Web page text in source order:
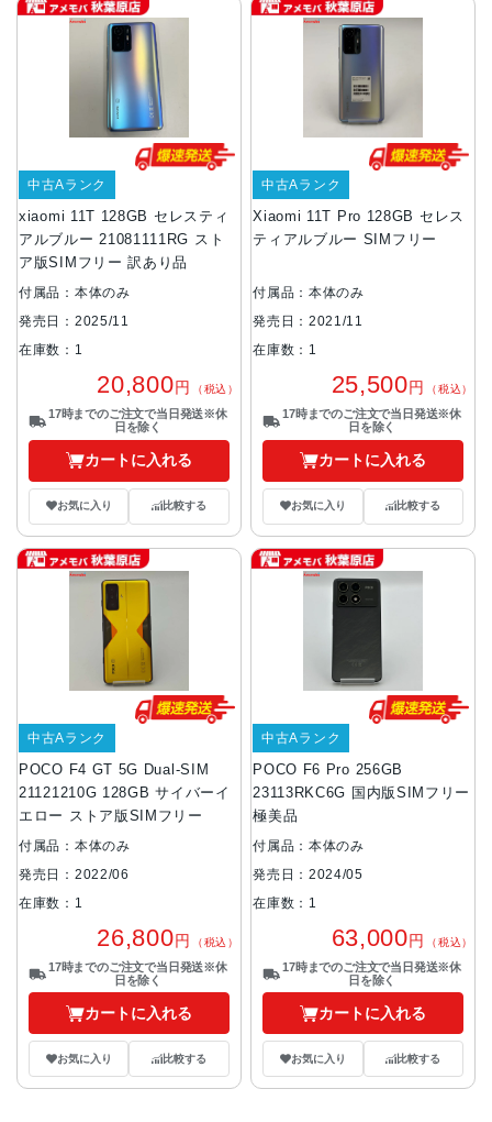
xiaomi 11T 128GB セレスティ
アルブルー 21081111RG スト
ア版SIMフリー 訳あり品
中古Aランク
付属品：本体のみ
発売日：2025/11
在庫数：1
20,800円 （税込）
17時までのご注文で当日発送※休
日を除く
カートに入れる
お気に入り 比較する
Xiaomi 11T Pro 128GB セレス
ティアルブルー SIMフリー
中古Aランク
付属品：本体のみ
発売日：2021/11
在庫数：1
25,500円 （税込）
17時までのご注文で当日発送※休
日を除く
カートに入れる
お気に入り 比較する
POCO F4 GT 5G Dual-SIM
21121210G 128GB サイバーイ
エロー ストア版SIMフリー
中古Aランク
付属品：本体のみ
発売日：2022/06
在庫数：1
26,800円 （税込）
17時までのご注文で当日発送※休
日を除く
カートに入れる
お気に入り 比較する
POCO F6 Pro 256GB
23113RKC6G 国内版SIMフリー
極美品
中古Aランク
付属品：本体のみ
発売日：2024/05
在庫数：1
63,000円 （税込）
17時までのご注文で当日発送※休
日を除く
カートに入れる
お気に入り 比較する